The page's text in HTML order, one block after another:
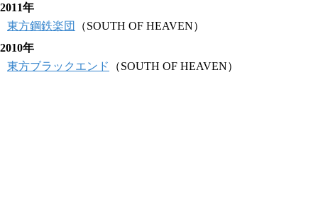
2011年
東方鋼鉄楽団
（SOUTH OF HEAVEN）
2010年
東方ブラックエンド
（SOUTH OF HEAVEN）